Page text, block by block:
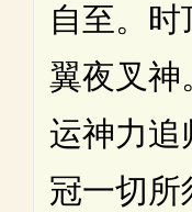
自至。
翼夜叉神
运神力追
冠一切所